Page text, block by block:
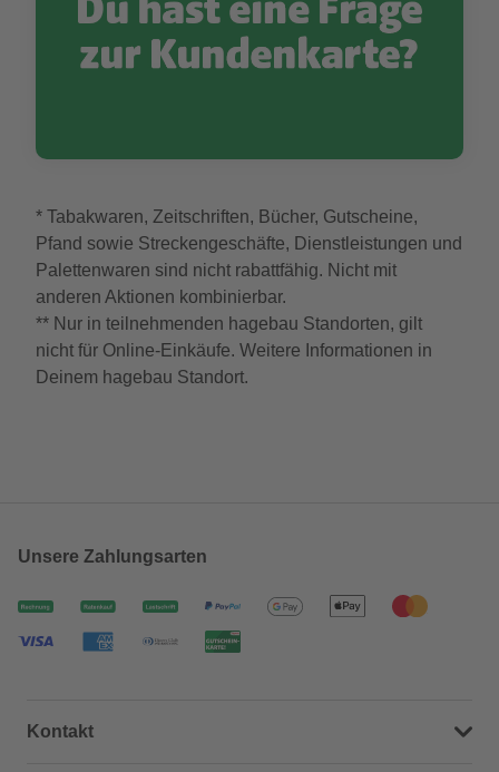
* Tabakwaren, Zeitschriften, Bücher, Gutscheine,
Pfand sowie Streckengeschäfte, Dienstleistungen und
Palettenwaren sind nicht rabattfähig. Nicht mit
anderen Aktionen kombinierbar.
** Nur in teilnehmenden hagebau Standorten, gilt
nicht für Online-Einkäufe. Weitere Informationen in
Deinem hagebau Standort.
Unsere Zahlungsarten
Kontakt